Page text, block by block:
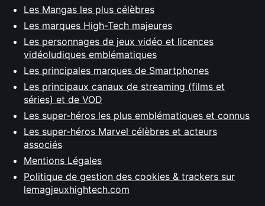
Les Mangas les plus célèbres
Les marques High-Tech majeures
Les personnages de jeux vidéo et licences
vidéoludiques emblématiques
Les principales marques de Smartphones
Les principaux canaux de streaming (films et
séries) et de VOD
Les super-héros les plus emblématiques et connus
Les super-héros Marvel célèbres et acteurs
associés
Mentions Légales
Politique de gestion des cookies & trackers sur
lemagjeuxhightech.com